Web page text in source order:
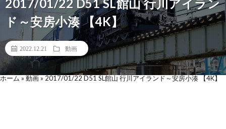
2017/01/22 D51 SL館山 行川アイラン
ド～安房小湊 【4K】
2022.12.21 動画
ホーム » 動画 » 2017/01/22 D51 SL館山 行川アイランド～安房小湊 【4K】